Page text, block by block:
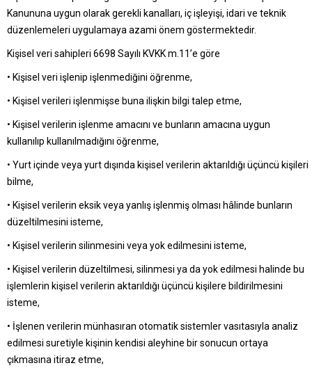
Kanununa uygun olarak gerekli kanalları, iç işleyişi, idari ve teknik
düzenlemeleri uygulamaya azami önem göstermektedir.
Kişisel veri sahipleri 6698 Sayılı KVKK m.11’e göre
• Kişisel veri işlenip işlenmediğini öğrenme,
• Kişisel verileri işlenmişse buna ilişkin bilgi talep etme,
• Kişisel verilerin işlenme amacını ve bunların amacına uygun
kullanılıp kullanılmadığını öğrenme,
• Yurt içinde veya yurt dışında kişisel verilerin aktarıldığı üçüncü kişileri
bilme,
• Kişisel verilerin eksik veya yanlış işlenmiş olması hâlinde bunların
düzeltilmesini isteme,
• Kişisel verilerin silinmesini veya yok edilmesini isteme,
• Kişisel verilerin düzeltilmesi, silinmesi ya da yok edilmesi halinde bu
işlemlerin kişisel verilerin aktarıldığı üçüncü kişilere bildirilmesini
isteme,
• İşlenen verilerin münhasıran otomatik sistemler vasıtasıyla analiz
edilmesi suretiyle kişinin kendisi aleyhine bir sonucun ortaya
çıkmasına itiraz etme,